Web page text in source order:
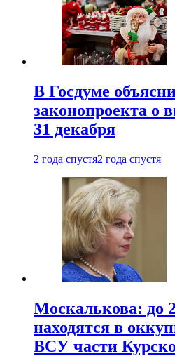
В Госдуме
законопроекта о
31 декабря
2 года спустя2 года спустя
Москалькова: до
находятся в
ВСУ части